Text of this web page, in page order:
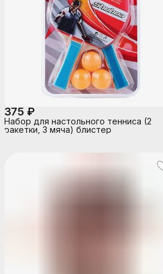
375 ₽
Набор для настольного тенниса (2
ракетки, 3 мяча) блистер